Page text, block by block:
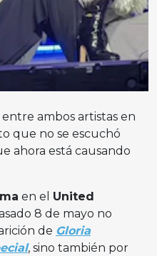
ambos artistas en
que no se escuchó
ahora está causando
en el United
8 de mayo no
de Gloria
, sino también por